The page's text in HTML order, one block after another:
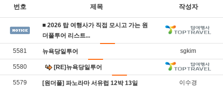
번호 제목 작성자
■ 2026 탑 여행사가 직접 모시고 가는 원
더풀투어 리스트​​...
5581 뉴욕당일투어 sgkim
5580 [RE]뉴욕당일투어
5579 [원더풀] 파노라마 서유럽 12박 13일 이수경